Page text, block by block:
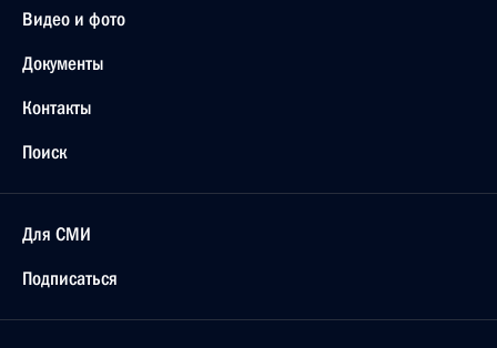
Видео и фото
Документы
Контакты
Поиск
Для СМИ
Подписаться